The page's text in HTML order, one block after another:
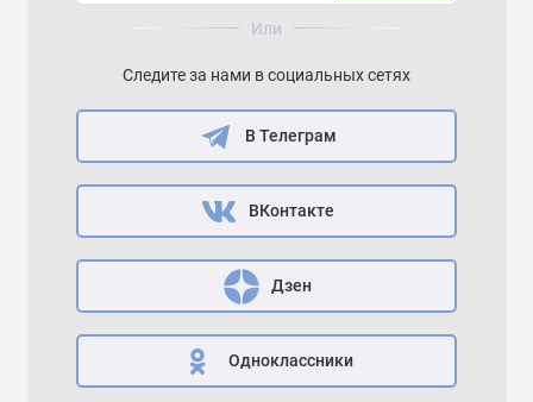
Или
Следите за нами в социальных сетях
В Телеграм
ВКонтакте
Дзен
Одноклассники